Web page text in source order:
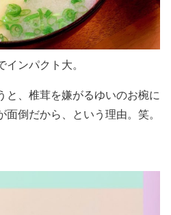
ンパクト大。
と、椎茸を嫌がるゆいのお椀に
倒だから、という理由。笑。